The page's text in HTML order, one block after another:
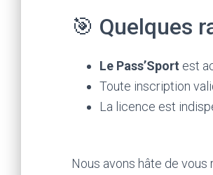
🎯 Quelques
Le Pass’Sport est
Toute inscription
La licence est
Nous avons hâte de